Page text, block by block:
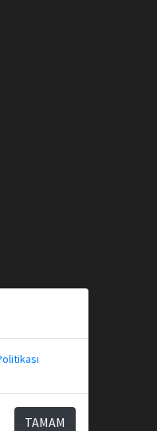
TAMAM